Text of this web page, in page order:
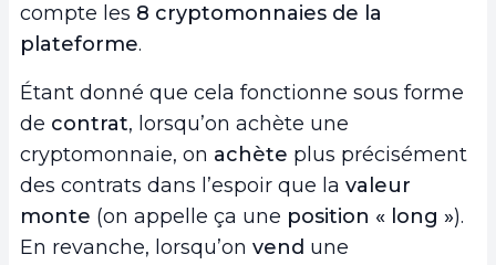
compte les 8 cryptomonnaies de la
plateforme.
Étant donné que cela fonctionne sous forme
de contrat, lorsqu’on achète une
cryptomonnaie, on achète plus précisément
des contrats dans l’espoir que la valeur
monte (on appelle ça une position « long »).
En revanche, lorsqu’on vend une